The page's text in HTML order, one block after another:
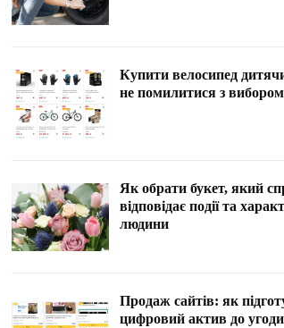
Купити велосипед
не помилитися з
Як обрати букет, який
відповідає події та
людини
Продаж сайтів: як
цифровий актив до угоди